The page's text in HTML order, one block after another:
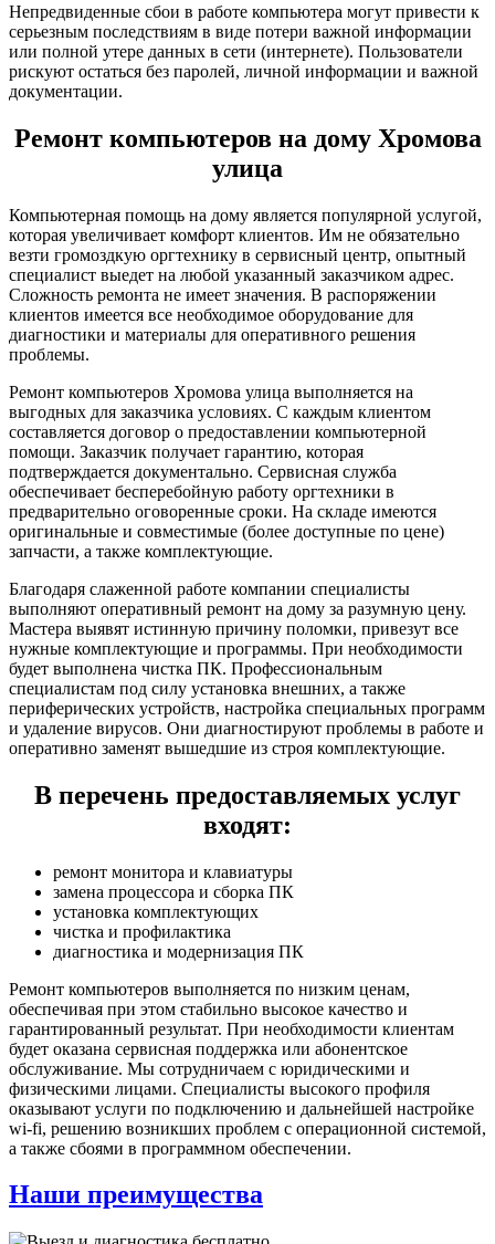
Непредвиденные сбои в работе компьютера могут привести к
серьезным последствиям в виде потери важной информации
или полной утере данных в сети (интернете). Пользователи
рискуют остаться без паролей, личной информации и важной
документации.
Ремонт компьютеров на дому Хромова
улица
Компьютерная помощь на дому является популярной услугой,
которая увеличивает комфорт клиентов. Им не обязательно
везти громоздкую оргтехнику в сервисный центр, опытный
специалист выедет на любой указанный заказчиком адрес.
Сложность ремонта не имеет значения. В распоряжении
клиентов имеется все необходимое оборудование для
диагностики и материалы для оперативного решения
проблемы.
Ремонт компьютеров Хромова улица выполняется на
выгодных для заказчика условиях. С каждым клиентом
составляется договор о предоставлении компьютерной
помощи. Заказчик получает гарантию, которая
подтверждается документально. Сервисная служба
обеспечивает бесперебойную работу оргтехники в
предварительно оговоренные сроки. На складе имеются
оригинальные и совместимые (более доступные по цене)
запчасти, а также комплектующие.
Благодаря слаженной работе компании специалисты
выполняют оперативный ремонт на дому за разумную цену.
Мастера выявят истинную причину поломки, привезут все
нужные комплектующие и программы. При необходимости
будет выполнена чистка ПК. Профессиональным
специалистам под силу установка внешних, а также
периферических устройств, настройка специальных программ
и удаление вирусов. Они диагностируют проблемы в работе и
оперативно заменят вышедшие из строя комплектующие.
В перечень предоставляемых услуг
входят:
ремонт монитора и клавиатуры
замена процессора и сборка ПК
установка комплектующих
чистка и профилактика
диагностика и модернизация ПК
Ремонт компьютеров выполняется по низким ценам,
обеспечивая при этом стабильно высокое качество и
гарантированный результат. При необходимости клиентам
будет оказана сервисная поддержка или абонентское
обслуживание. Мы сотрудничаем с юридическими и
физическими лицами. Специалисты высокого профиля
оказывают услуги по подключению и дальнейшей настройке
wi-fi, решению возникших проблем с операционной системой,
а также сбоями в программном обеспечении.
Наши преимущества